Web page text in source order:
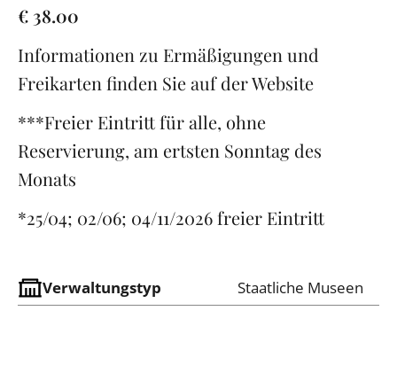
€ 38.00
Informationen zu Ermäßigungen und
Freikarten finden Sie auf der Website
***Freier Eintritt für alle, ohne
Reservierung, am ertsten Sonntag des
Monats
*25/04; 02/06; 04/11/2026 freier Eintritt
Verwaltungstyp Staatliche Museen